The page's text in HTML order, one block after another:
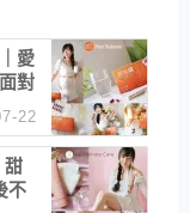
愛
對
22
甜
不